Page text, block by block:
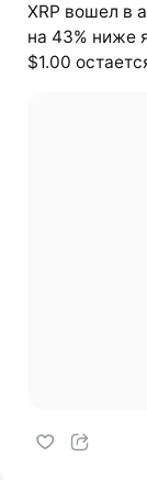
XRP вошел в
на 43% ниже
$1.00